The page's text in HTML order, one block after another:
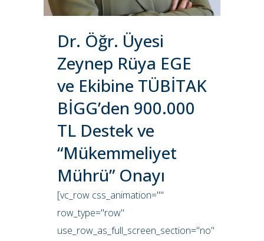
Dr. Öğr. Üyesi
Zeynep Rüya EGE
ve Ekibine TÜBİTAK
BİGG’den 900.000
TL Destek ve
“Mükemmeliyet
Mührü” Onayı
[vc_row css_animation=""
row_type="row"
use_row_as_full_screen_section="no"